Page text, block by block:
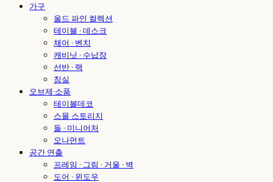
가구
올드 파인 컬렉션
테이블 · 데스크
체어 · 벤치
캐비닛 · 수납장
선반 · 랙
침실
오브제·소품
테이블데코
스몰 스토리지
돌 · 미니어처
오나먼트
공간 연출
프레임 · 그림 · 거울 · 벽
도어 · 윈도우